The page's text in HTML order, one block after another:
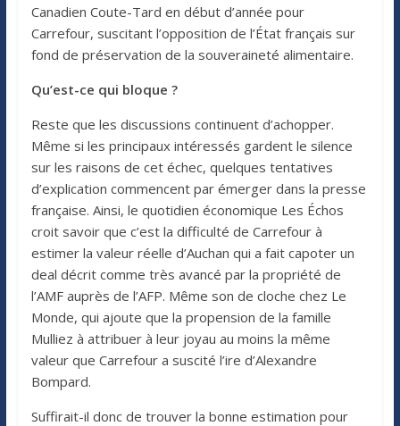
Canadien Coute-Tard en début d’année pour
Carrefour, suscitant l’opposition de l’État français sur
fond de préservation de la souveraineté alimentaire.
Qu’est-ce qui bloque ?
Reste que les discussions continuent d’achopper.
Même si les principaux intéressés gardent le silence
sur les raisons de cet échec, quelques tentatives
d’explication commencent par émerger dans la presse
française. Ainsi, le quotidien économique Les Échos
croit savoir que c’est la difficulté de Carrefour à
estimer la valeur réelle d’Auchan qui a fait capoter un
deal décrit comme très avancé par la propriété de
l’AMF auprès de l’AFP. Même son de cloche chez Le
Monde, qui ajoute que la propension de la famille
Mulliez à attribuer à leur joyau au moins la même
valeur que Carrefour a suscité l’ire d’Alexandre
Bompard.
Suffirait-il donc de trouver la bonne estimation pour